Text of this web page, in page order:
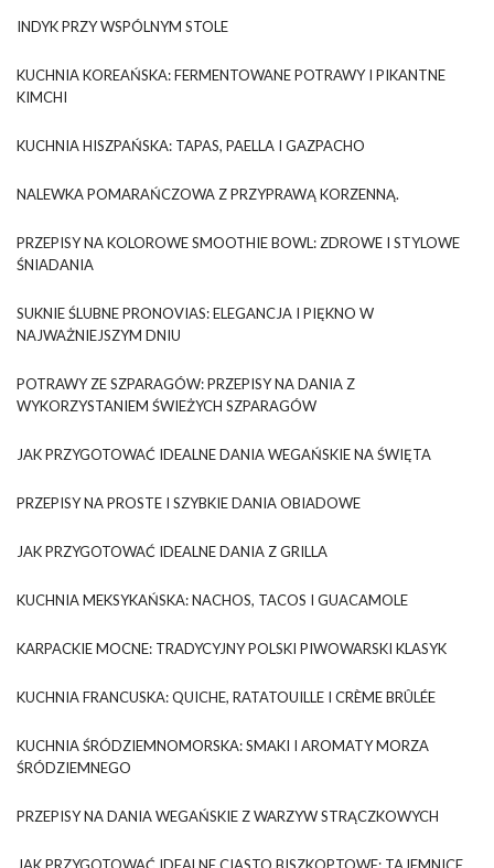
INDYK PRZY WSPÓLNYM STOLE
KUCHNIA KOREAŃSKA: FERMENTOWANE POTRAWY I PIKANTNE
KIMCHI
KUCHNIA HISZPAŃSKA: TAPAS, PAELLA I GAZPACHO
NALEWKA POMARAŃCZOWA Z PRZYPRAWĄ KORZENNĄ.
PRZEPISY NA KOLOROWE SMOOTHIE BOWL: ZDROWE I STYLOWE
ŚNIADANIA
SUKNIE ŚLUBNE PRONOVIAS: ELEGANCJA I PIĘKNO W
NAJWAŻNIEJSZYM DNIU
POTRAWY ZE SZPARAGÓW: PRZEPISY NA DANIA Z
WYKORZYSTANIEM ŚWIEŻYCH SZPARAGÓW
JAK PRZYGOTOWAĆ IDEALNE DANIA WEGAŃSKIE NA ŚWIĘTA
PRZEPISY NA PROSTE I SZYBKIE DANIA OBIADOWE
JAK PRZYGOTOWAĆ IDEALNE DANIA Z GRILLA
KUCHNIA MEKSYKAŃSKA: NACHOS, TACOS I GUACAMOLE
KARPACKIE MOCNE: TRADYCYJNY POLSKI PIWOWARSKI KLASYK
KUCHNIA FRANCUSKA: QUICHE, RATATOUILLE I CRÈME BRÛLÉE
KUCHNIA ŚRÓDZIEMNOMORSKA: SMAKI I AROMATY MORZA
ŚRÓDZIEMNEGO
PRZEPISY NA DANIA WEGAŃSKIE Z WARZYW STRĄCZKOWYCH